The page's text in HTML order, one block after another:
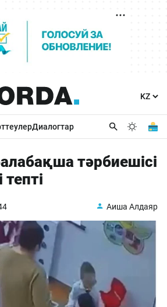
Диалогтар
тәрбиешісі
тепті
Аиша Алдаяр